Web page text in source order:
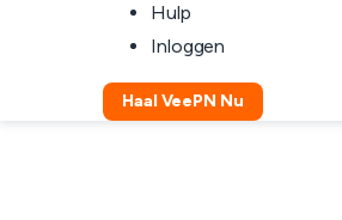
Hulp
Inloggen
Haal VeePN Nu